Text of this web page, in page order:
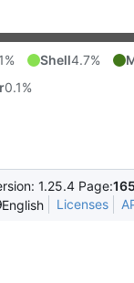
Shell4.7%
0.1%
1.25.4 Page:
English
Licenses